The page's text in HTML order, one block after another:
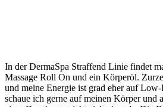
In der DermaSpa Straffend Linie findet
Massage Roll On und ein Körperöl.
und meine Energie ist grad eher auf
schaue ich gerne auf meinen Körper und